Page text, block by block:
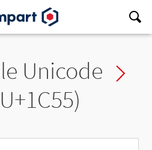
Unicode